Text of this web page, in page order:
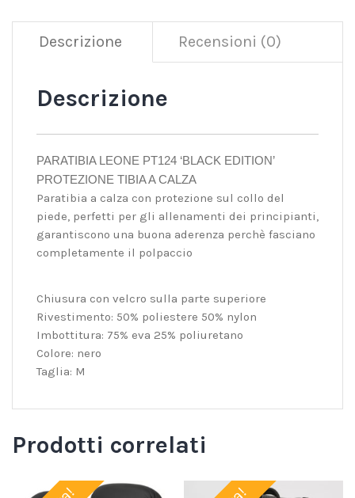
Descrizione Recensioni (0)
Descrizione
PARATIBIA LEONE PT124 ‘BLACK EDITION’
PROTEZIONE TIBIA A CALZA
Paratibia a calza con protezione sul collo del
piede, perfetti per gli allenamenti dei principianti,
garantiscono una buona aderenza perchè fasciano
completamente il polpaccio
Chiusura con velcro sulla parte superiore
Rivestimento: 50% poliestere 50% nylon
Imbottitura: 75% eva 25% poliuretano
Colore: nero
Taglia: M
Prodotti correlati